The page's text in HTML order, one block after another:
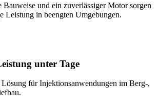
Bauweise und ein zuverlässiger Motor sorgen
Leistung in beengten Umgebungen.
unter Tage
für Injektionsanwendungen im Berg-,